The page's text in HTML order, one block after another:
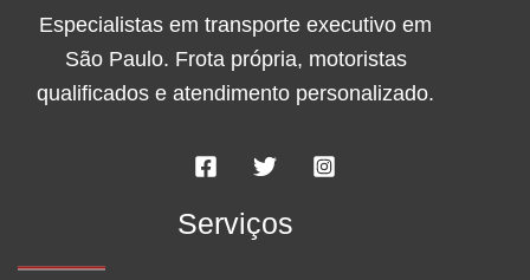
Especialistas em transporte executivo em
São Paulo. Frota própria, motoristas
qualificados e atendimento personalizado.
Serviços